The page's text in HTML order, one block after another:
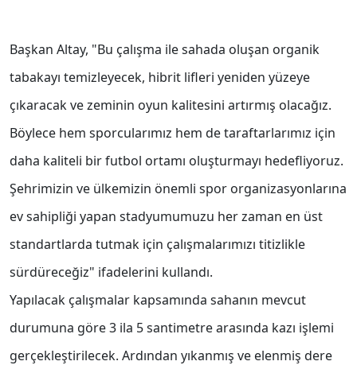
Başkan Altay, "Bu çalışma ile sahada oluşan organik
tabakayı temizleyecek, hibrit lifleri yeniden yüzeye
çıkaracak ve zeminin oyun kalitesini artırmış olacağız.
Böylece hem sporcularımız hem de taraftarlarımız için
daha kaliteli bir futbol ortamı oluşturmayı hedefliyoruz.
Şehrimizin ve ülkemizin önemli spor organizasyonlarına
ev sahipliği yapan stadyumumuzu her zaman en üst
standartlarda tutmak için çalışmalarımızı titizlikle
sürdüreceğiz" ifadelerini kullandı.
Yapılacak çalışmalar kapsamında sahanın mevcut
durumuna göre 3 ila 5 santimetre arasında kazı işlemi
gerçekleştirilecek. Ardından yıkanmış ve elenmiş dere